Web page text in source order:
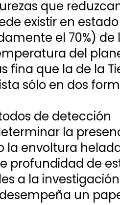
que
existir en
el 70%) de
del
fina que la de la
sólo en dos
de detección
la
la envoltura
profundidad de
a la
un